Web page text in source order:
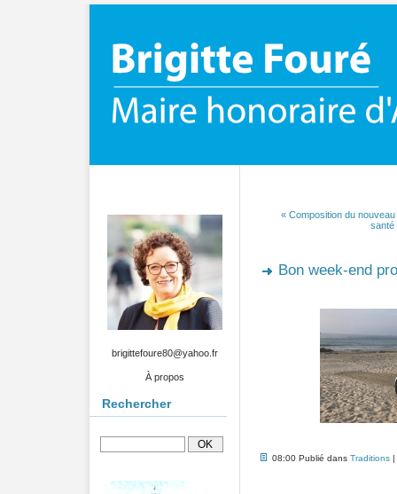
brigittefoure80@yahoo.fr
À propos
Rechercher
« Composition du
santé
Bon week-end
08:00 Publié dans Traditions|